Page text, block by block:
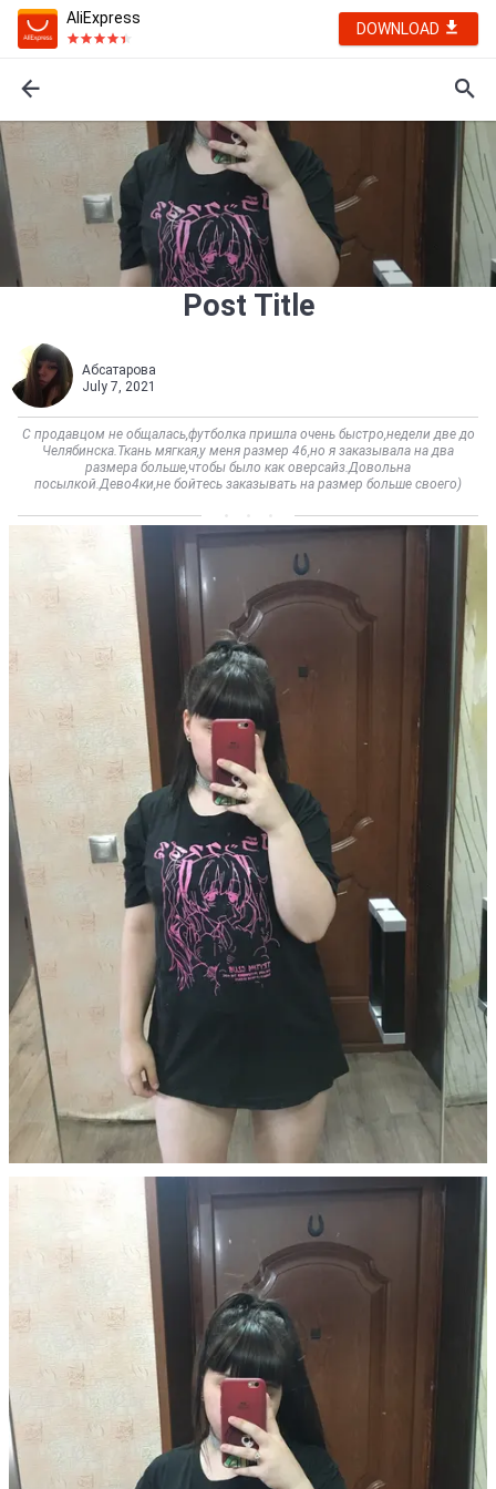
AliExpress
DOWNLOAD
Post Title
Абсатарова
July 7, 2021
С продавцом не общалась,футболка пришла очень быстро,недели две до
Челябинска.Ткань мягкая,у меня размер 46,но я заказывала на два
размера больше,чтобы было как оверсайз.Довольна
посылкой.Дево4ки,не бойтесь заказывать на размер больше своего)